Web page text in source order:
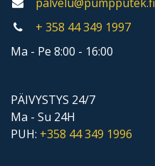
+ 358 44 349 1997
Ma - Pe 8:00 - 16:00
PÄIVYSTYS 24/7
Ma - Su 24H
PUH: +358 44349 1996